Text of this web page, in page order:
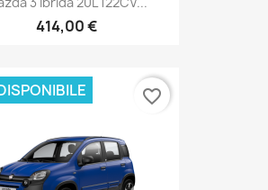
414,00 €
favorite_border